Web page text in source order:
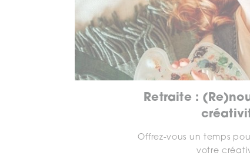
Retraite :
Offrez-vous un temps
votre